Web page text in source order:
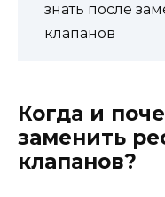
знать после
клапанов
Когда и
заменить
клапанов?